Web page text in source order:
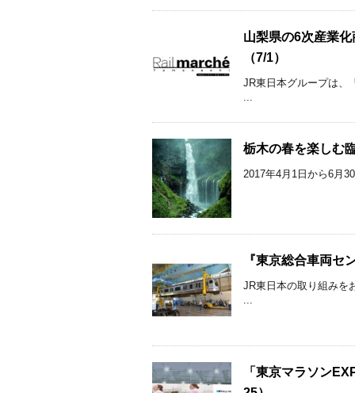
山梨県の6次産業
（7/1）
JR東日本グループは、
...
栃木の春を楽しむ
2017年4月1日から6月
『東京総合車両セ
JR東日本の取り組みを
...
「東京マラソン